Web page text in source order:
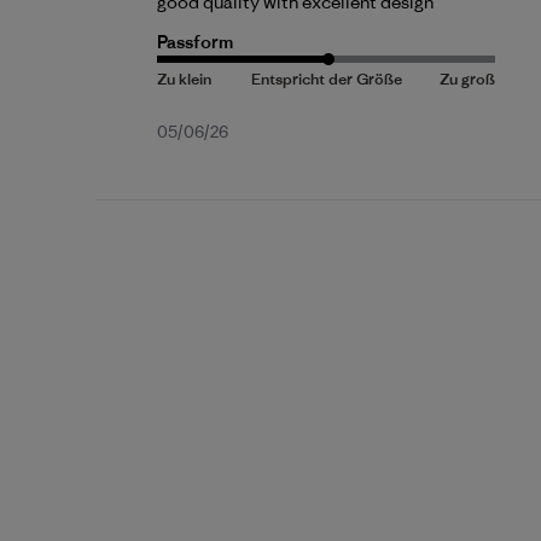
Passform
Veröffentlichungsdatum
05/06/26